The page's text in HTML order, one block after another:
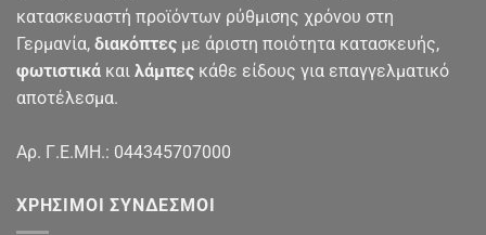
κατασκευαστή προϊόντων ρύθμισης χρόνου στη
Γερμανία, διακόπτες με άριστη ποιότητα κατασκευής,
φωτιστικά και λάμπες κάθε είδους για επαγγελματικό
αποτέλεσμα.
Αρ. Γ.Ε.ΜΗ.: 044345707000
ΧΡΉΣΙΜΟΙ ΣΎΝΔΕΣΜΟΙ